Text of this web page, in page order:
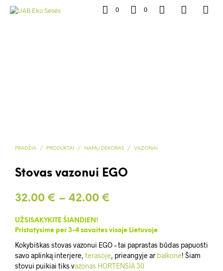
0 0
PRADŽIA / PRODUKTAI / NAMŲ DEKORAS / VAZONAI
Stovas vazonui EGO
32.00 € – 42.00 €
32.00 €
through
42.00 €
UŽSISAKYKITE ŠIANDIEN!
Pristatysime per 3-4 savaites visoje Lietuvoje
Kokybiškas stovas vazonui EGO – tai paprastas būdas papuošti
savo aplinką interjere, terasoje, prieangyje ar balkone! Šiam
stovui puikiai tiks vazonas HORTENSIA 30